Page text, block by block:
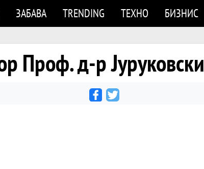
ЗАБАВА TRENDING ТЕХНО БИЗНИС
Проф. д-р Јуруковски